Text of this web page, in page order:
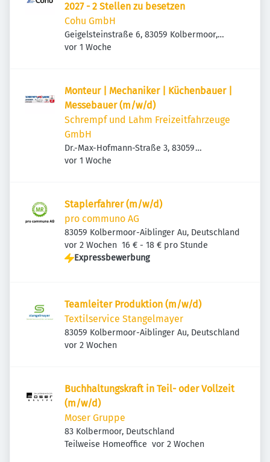
2027 - 2 Stellen zu besetzen
Cohu GmbH
Geigelsteinstraße 6, 83059 Kolbermoor,
Deutschland
Veröffentlicht
vor 1 Woche
Monteur | Mechaniker | Küchenbauer |
Messebauer (m/w/d)
Schrempf und Lahm Freizeitfahrzeuge
GmbH
Dr.-Max-Hofmann-Straße 3, 83059
Kolbermoor, Deutschland
Veröffentlicht
vor 1 Woche
Staplerfahrer (m/w/d)
pro communo AG
83059 Kolbermoor-Aiblinger Au, Deutschland
Veröffentlicht
vor 2 Wochen 16 € - 18 € pro Stunde
Expressbewerbung
Teamleiter Produktion (m/w/d)
Textilservice Stangelmayer
83059 Kolbermoor-Aiblinger Au, Deutschland
Veröffentlicht
vor 2 Wochen
Buchhaltungskraft in Teil- oder Vollzeit
(m/w/d)
Moser Gruppe
83 Kolbermoor, Deutschland
Teilweise Homeoffice Veröffentlicht
vor 2 Wochen